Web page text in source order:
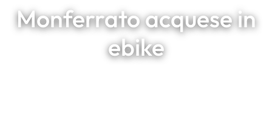
Monferrato acquese in
ebike